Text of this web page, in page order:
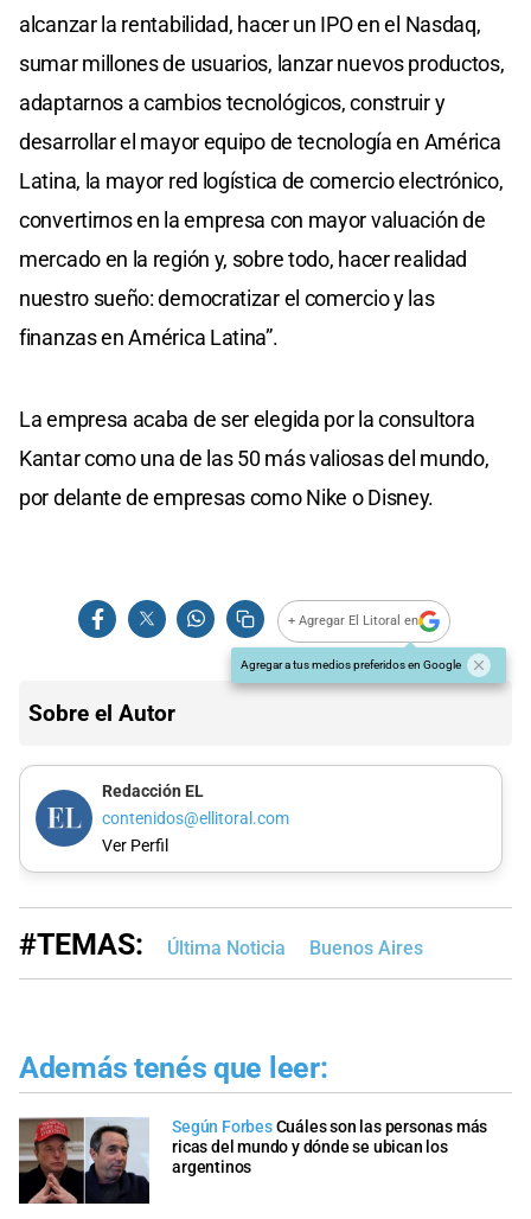
alcanzar la rentabilidad, hacer un IPO en el Nasdaq,
sumar millones de usuarios, lanzar nuevos productos,
adaptarnos a cambios tecnológicos, construir y
desarrollar el mayor equipo de tecnología en América
Latina, la mayor red logística de comercio electrónico,
convertirnos en la empresa con mayor valuación de
mercado en la región y, sobre todo, hacer realidad
nuestro sueño: democratizar el comercio y las
finanzas en América Latina”.
La empresa acaba de ser elegida por la consultora
Kantar como una de las 50 más valiosas del mundo,
por delante de empresas como Nike o Disney.
+ Agregar El Litoral en
Agregar a tus medios preferidos en Google
Sobre el Autor
Redacción EL
contenidos@ellitoral.com
Ver Perfil
#TEMAS: Última Noticia Buenos Aires
Además tenés que leer:
Según ForbesCuáles son las personas más
ricas del mundo y dónde se ubican los
argentinos